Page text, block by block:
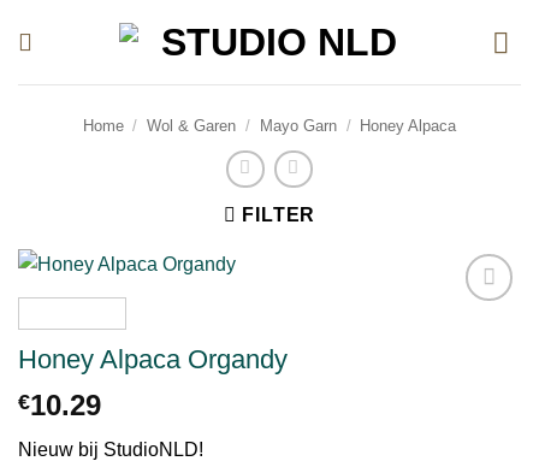
Home / Wol & Garen / Mayo Garn / Honey Alpaca
FILTER
Honey Alpaca Organdy
€10.29
Nieuw bij StudioNLD!